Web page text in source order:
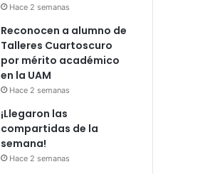
Hace 2 semanas
Reconocen a alumno de
Talleres Cuartoscuro
por mérito académico
en la UAM
Hace 2 semanas
¡Llegaron las
compartidas de la
semana!
Hace 2 semanas